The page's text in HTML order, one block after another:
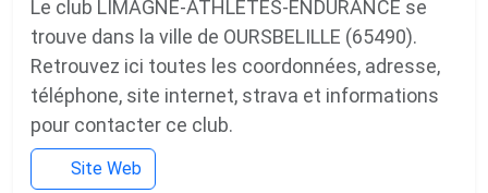
Le club LIMAGNE-ATHLETES-ENDURANCE se
trouve dans la ville de OURSBELILLE (65490).
Retrouvez ici toutes les coordonnées, adresse,
téléphone, site internet, strava et informations
pour contacter ce club.
Site Web